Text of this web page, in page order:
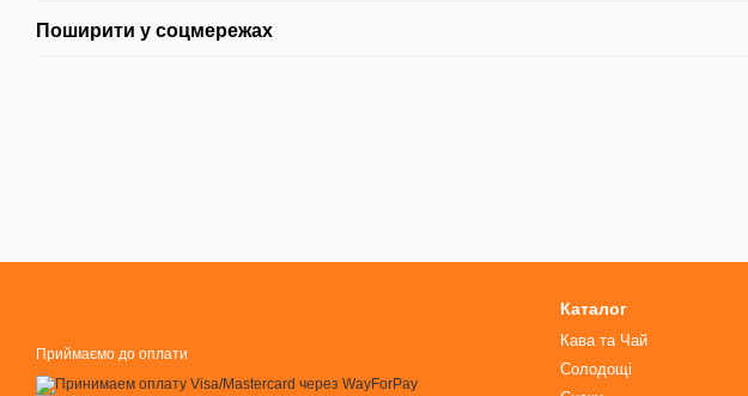
Поширити у соцмережах
Приймаємо до оплати
Каталог
Кава та Чай
Солодощі